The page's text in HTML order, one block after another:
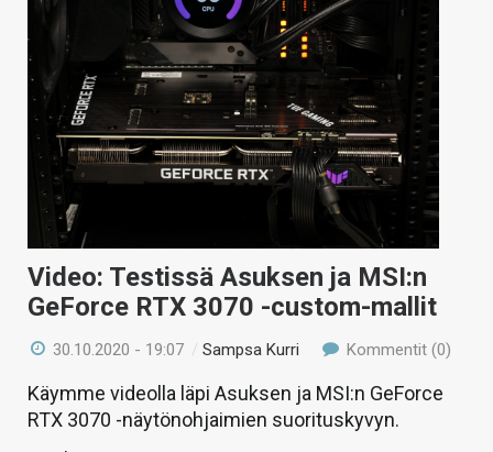
Video: Testissä Asuksen ja MSI:n
GeForce RTX 3070 -custom-mallit
30.10.2020 - 19:07 /Sampsa Kurri Kommentit (0)
Käymme videolla läpi Asuksen ja MSI:n GeForce
RTX 3070 -näytönohjaimien suorituskyvyn.